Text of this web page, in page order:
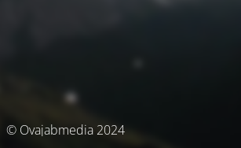
© Ovajabmedia 2024